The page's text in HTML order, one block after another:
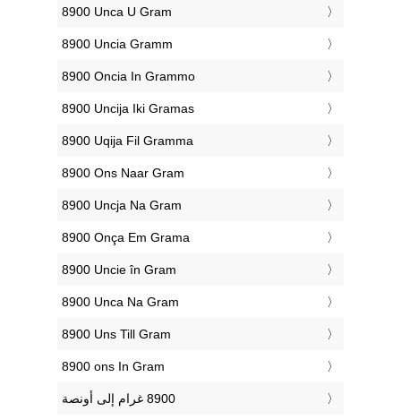
‎8900 Unca U Gram
‎8900 Uncia Gramm
‎8900 Oncia In Grammo
‎8900 Uncija Iki Gramas
‎8900 Uqija Fil Gramma
‎8900 Ons Naar Gram
‎8900 Uncja Na Gram
‎8900 Onça Em Grama
‎8900 Uncie în Gram
‎8900 Unca Na Gram
‎8900 Uns Till Gram
‎8900 ons In Gram